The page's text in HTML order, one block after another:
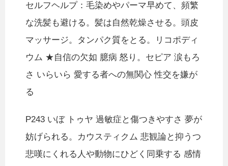
セルフヘルプ：毛染めやパーマ早めて、頻繁
な洗髪も避ける。髪は自然乾燥させる。頭皮
マッサージ。タンパク質をとる。リコポディ
ウム ★自信の欠如 臆病 怒り。セピア 涙もろ
さ いらいら 愛する者への無関心 性交を嫌が
る
P243 いぼ トゥヤ 過敏症と傷つきやすさ 夢が
妨げられる。カウスティクム 悲観論と抑うつ
悲嘆にくれる人や動物にひどく同乗する 感情